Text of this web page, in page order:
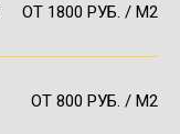
ОТ 1800 РУБ. / М2
ОТ 800 РУБ. / М2